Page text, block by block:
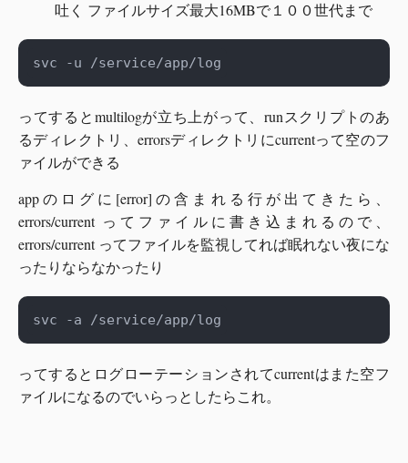
吐く ファイルサイズ最大16MBで１００世代まで
ってするとmultilogが立ち上がって、runスクリプトのあ
るディレクトリ、errorsディレクトリにcurrentって空のフ
ァイルができる
appのログに[error]の含まれる行が出てきたら、
errors/current ってファイルに書き込まれるので、
errors/current ってファイルを監視してれば眠れない夜にな
ったりならなかったり
ってするとログローテーションされてcurrentはまた空フ
ァイルになるのでいらっとしたらこれ。